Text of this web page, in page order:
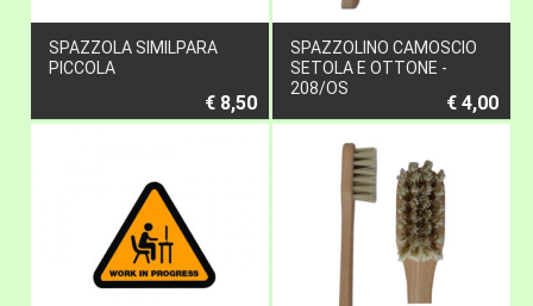
SPAZZOLA SIMILPARA
PICCOLA
€ 8,50
SPAZZOLINO CAMOSCIO
SETOLA E OTTONE -
208/OS
€ 4,00